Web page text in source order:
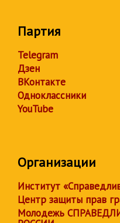
Партия
Telegram
Дзен
ВКонтакте
Одноклассники
YouTube
Организации
Институт
Центр защиты прав
Молодежь